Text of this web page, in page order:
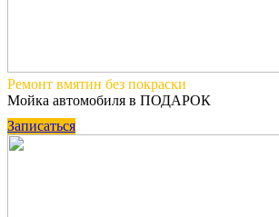
Ремонт вмятин без покраски
Мойка автомобиля в ПОДАРОК
Записаться